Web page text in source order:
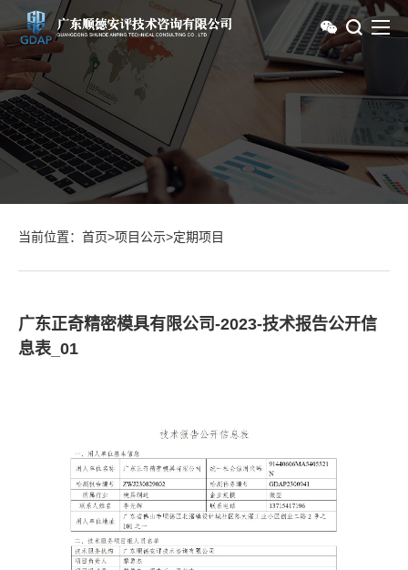
当前位置： 首页>项目公示>定期项目
广东正奇精密模具有限公司-2023-技术报告公开信
息表_01